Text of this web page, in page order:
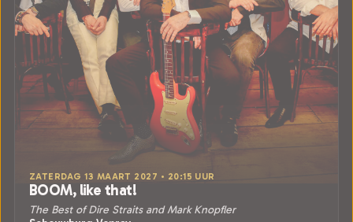
ZATERDAG 13 MAART 2027 • 20:15 UUR
BOOM, like that!
The Best of Dire Straits and Mark Knopfler